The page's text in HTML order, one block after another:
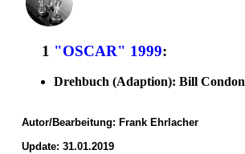
1 "OSCAR" 1999:
Drehbuch (Adaption): Bill Condon
Autor/Bearbeitung: Frank Ehrlacher
Update: 31.01.2019